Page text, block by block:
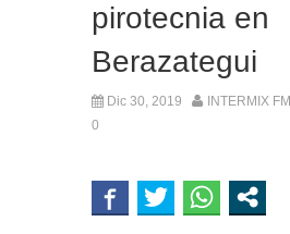
pirotecnia en
Berazategui
Dic 30, 2019 INTERMIX FM
0